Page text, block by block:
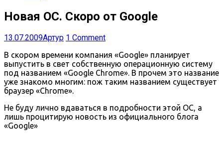
Новая ОС. Скоро от Google
13.07.2009Артур 1 Comment
В скором времени компания «Google» планирует
выпустить в свет собственную операционную систему
под названием «Google Chrome». В прочем это название
уже знакомо многим: пож таким названием существует
браузер «Chrome».
Не буду лично вдаваться в подробности этой ОС, а
лишь процитирую новость из официального блога
«Google»